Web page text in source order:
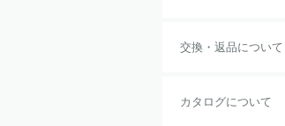
交換・返品について
カタログについて